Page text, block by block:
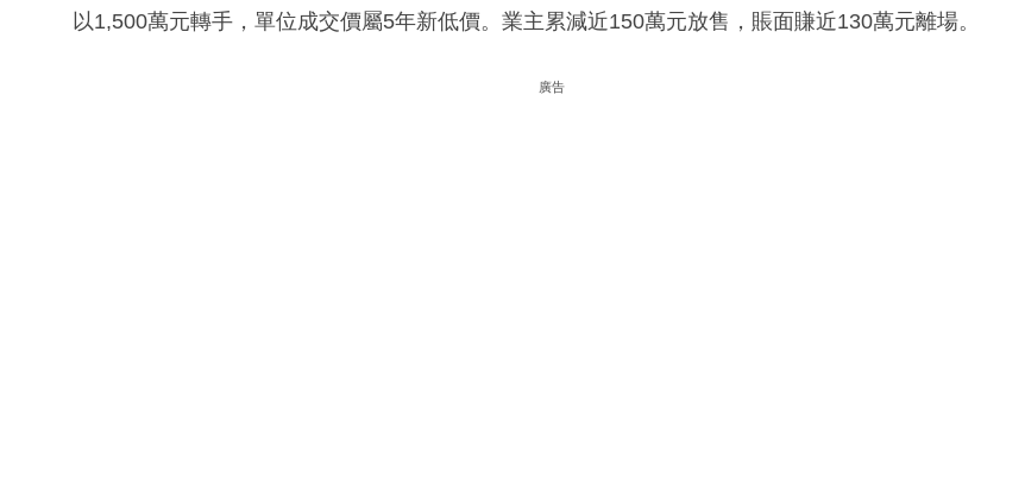
以1,500萬元轉手，單位成交價屬5年新低價。業主累減近150萬元放售，賬面賺近130萬元離場。
廣告